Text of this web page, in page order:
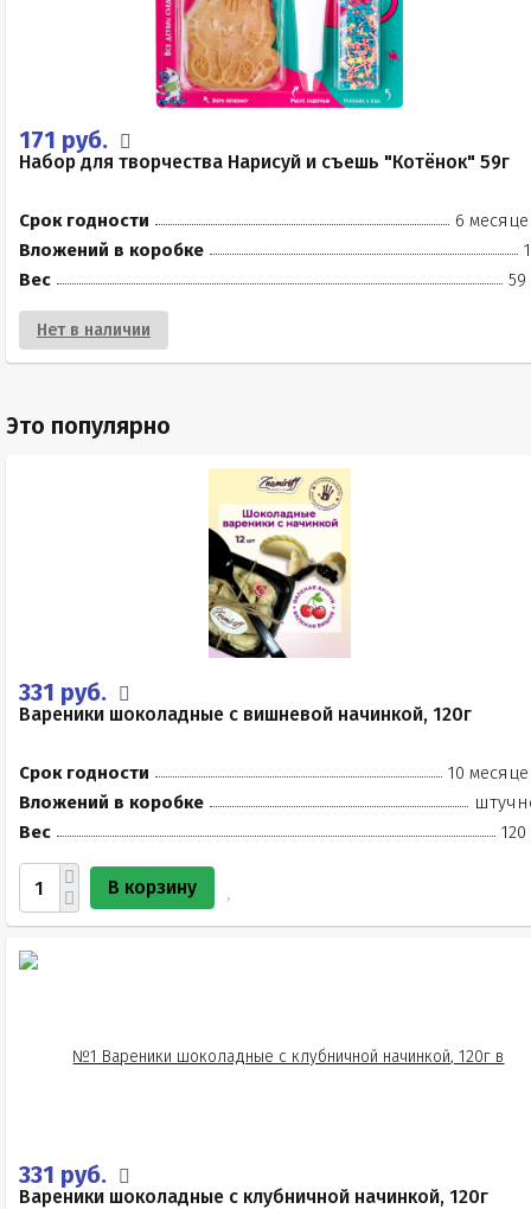
171 руб.
Набор для творчества Нарисуй и съешь "Котёнок" 59г
Срок годности
6
Вложений в коробке
Вес
59
Нет в наличии
Это популярно
331 руб.
Вареники шоколадные с вишневой начинкой, 120г
Срок годности
10
Вложений в коробке
Вес
120
В корзину
331 руб.
Вареники шоколадные с клубничной начинкой, 120г